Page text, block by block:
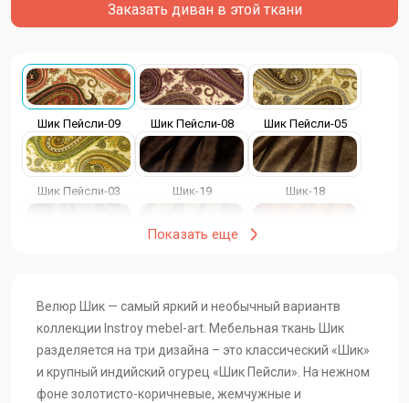
Заказать диван в этой ткани
Шик Пейсли-09 Шик Пейсли-08 Шик Пейсли-05
Шик Пейсли-03 Шик-19 Шик-18
Шик-14 Шик-13 Шик-12
Шик-11 Шик-9 Шик-8
Показать еще
Велюр Шик — самый яркий и необычный вариантв
коллекции Instroy mebel-art. Мебельная ткань Шик
разделяется на три дизайна – это классический «Шик»
и крупный индийский огурец «Шик Пейсли». На нежном
фоне золотисто-коричневые, жемчужные и